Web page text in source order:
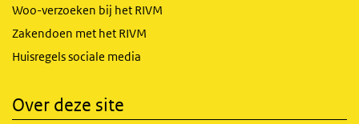
Woo-verzoeken bij het RIVM
Zakendoen met het RIVM
Huisregels sociale media
Over deze site